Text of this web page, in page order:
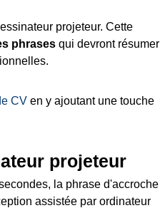
projeteur. Cette
phrases qui devront résumer
CV en y ajoutant une touche
projeteur
la phrase d'accroche
assistée par ordinateur